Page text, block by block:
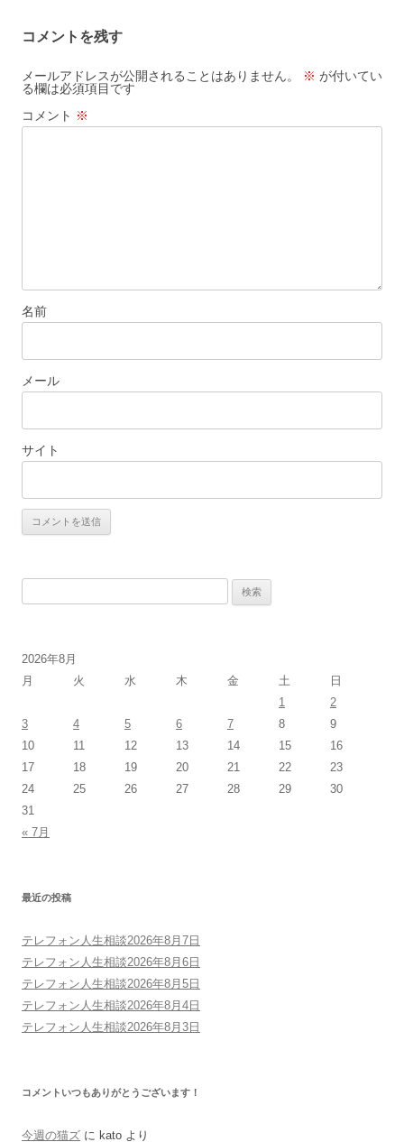
ビ
ゲ
ー
シ
コメントを残す
メールアドレスが公開されることはありません。 ※ が付いてい
る欄は必須項目です
コメント ※
名前
メール
サイト
2026年8月
月
火 水 木 金 土
日
1
2
3
4 5 6 7 8
9
10
11 12 13 14 15
16
17
18 19 20 21 22
23
24
25 26 27 28 29
30
31
« 7月
最近の投稿
テレフォン人生相談2026年8月7日
テレフォン人生相談2026年8月6日
テレフォン人生相談2026年8月5日
テレフォン人生相談2026年8月4日
テレフォン人生相談2026年8月3日
コメントいつもありがとうございます！
今週の猫ズ に kato より